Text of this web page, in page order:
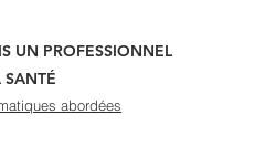
UN PROFESSIONNEL
SANTÉ
abordées